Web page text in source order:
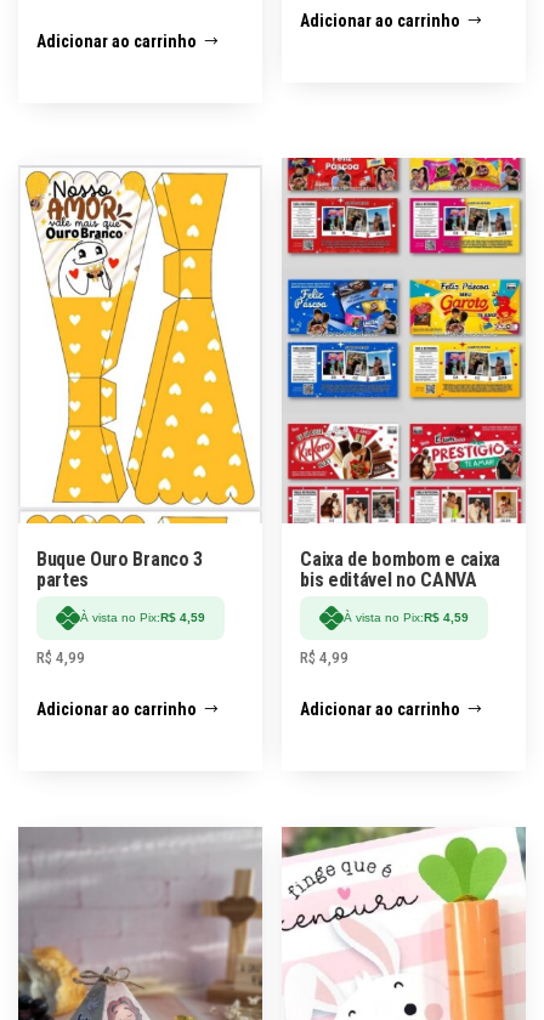
Adicionar ao carrinho
Adicionar ao carrinho
Buque Ouro Branco 3
partes
À vista no Pix:R$ 4,59
R$ 4,99
Adicionar ao carrinho
Caixa de bombom e caixa
bis editável no CANVA
À vista no Pix:R$ 4,59
R$ 4,99
Adicionar ao carrinho